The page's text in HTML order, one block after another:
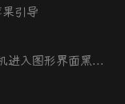
引导
10.15.4黑苹果集显uhd630睡眠唤不醒开机进入图形界面黑屏的解决办法